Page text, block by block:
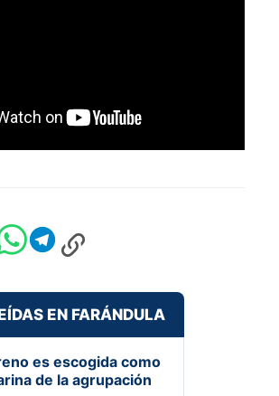
EN FARÁNDULA
es escogida como
de la agrupación